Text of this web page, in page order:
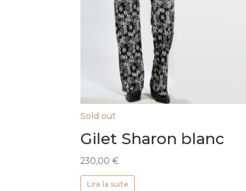
Sold out
Gilet Sharon blanc
230,00€
Lire la suite